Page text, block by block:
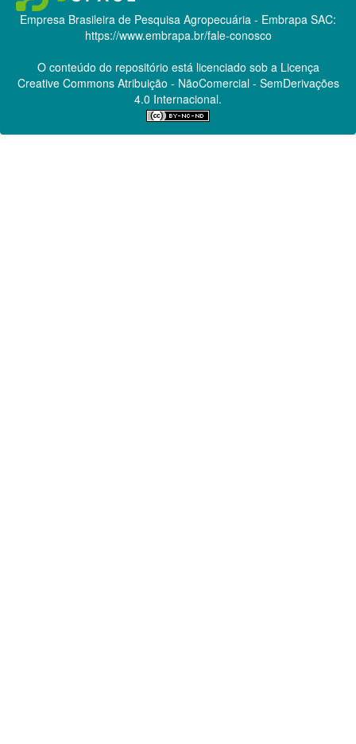
Empresa Brasileira de Pesquisa Agropecuária - Embrapa SAC:
https://www.embrapa.br/fale-conosco
O conteúdo do repositório está licenciado sob a Licença
Creative CommonsAtribuição - NãoComercial - SemDerivações
4.0 Internacional.